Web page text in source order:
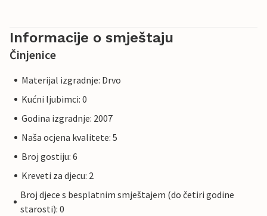
Informacije o smještaju
Činjenice
Materijal izgradnje: Drvo
Kućni ljubimci: 0
Godina izgradnje: 2007
Naša ocjena kvalitete: 5
Broj gostiju: 6
Kreveti za djecu: 2
Broj djece s besplatnim smještajem (do četiri godine
starosti): 0